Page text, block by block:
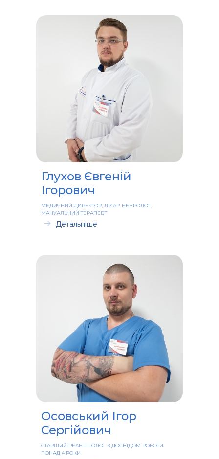
Глухов Євгеній
Ігорович
МЕДИЧНИЙ ДИРЕКТОР, ЛІКАР-НЕВРОЛОГ,
МАНУАЛЬНИЙ ТЕРАПЕВТ
Детальніше
Осовський Ігор
Сергійович
СТАРШИЙ РЕАБІЛІТОЛОГ З ДОСВІДОМ РОБОТИ
ПОНАД 4 РОКИ